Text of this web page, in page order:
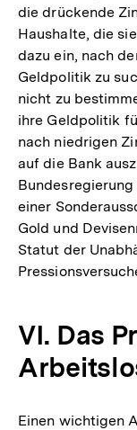
die drückende
Haushalte, die
dazu ein, nach
Geldpolitik zu
nicht zu
ihre Geldpolitik
nach niedrigen
auf die Bank
einer
Gold und
Statut der
VI. Das
Einen wichtigen